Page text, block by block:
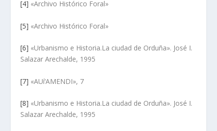
[4] «Archivo Histórico Foral»
[5] «Archivo Histórico Foral»
[6] «Urbanismo e Historia.La ciudad de Orduña». José I.
Salazar Arechalde, 1995
[7] «AUí‘AMENDI», 7
[8] «Urbanismo e Historia.La ciudad de Orduña». José I.
Salazar Arechalde, 1995